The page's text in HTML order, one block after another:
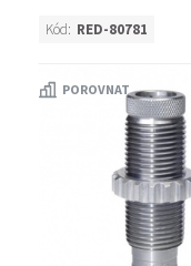
Kód: RED-80781
POROVNAT